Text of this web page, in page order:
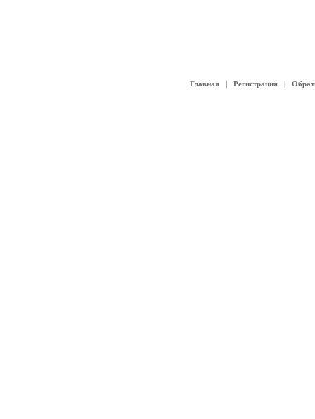
Главная| Регистрация|